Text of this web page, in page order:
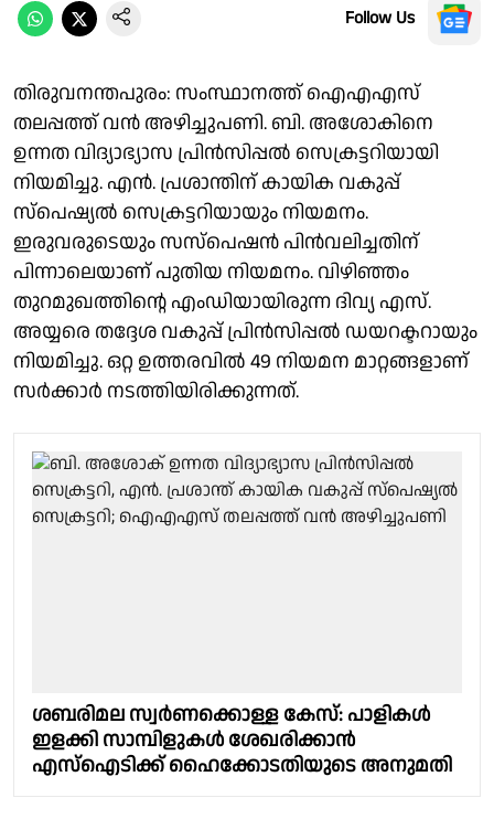
Follow Us
തിരുവനന്തപുരം: സംസ്ഥാനത്ത് ഐഎഎസ്
തലപ്പത്ത് വൻ അഴിച്ചുപണി. ബി. അശോകിനെ
ഉന്നത വിദ്യാഭ്യാസ പ്രിൻസിപ്പൽ സെക്രട്ടറിയായി
നിയമിച്ചു. എൻ. പ്രശാന്തിന് കായിക വകുപ്പ്
സ്പെഷ്യൽ സെക്രട്ടറിയായും നിയമനം.
ഇരുവരുടെയും സസ്പെഷൻ പിൻവലിച്ചതിന്
പിന്നാലെയാണ് പുതിയ നിയമനം. വിഴിഞ്ഞം
തുറമുഖത്തിൻ്റെ എംഡിയായിരുന്ന ദിവ്യ എസ്.
അയ്യരെ തദ്ദേശ വകുപ്പ് പ്രിൻസിപ്പൽ ഡയറക്ടറായും
നിയമിച്ചു. ഒറ്റ ഉത്തരവിൽ 49 നിയമന മാറ്റങ്ങളാണ്
സർക്കാർ നടത്തിയിരിക്കുന്നത്.
ശബരിമല സ്വർണക്കൊള്ള കേസ്: പാളികൾ
ഇളക്കി സാമ്പിളുകൾ ശേഖരിക്കാൻ
എസ്ഐടിക്ക് ഹൈക്കോടതിയുടെ അനുമതി